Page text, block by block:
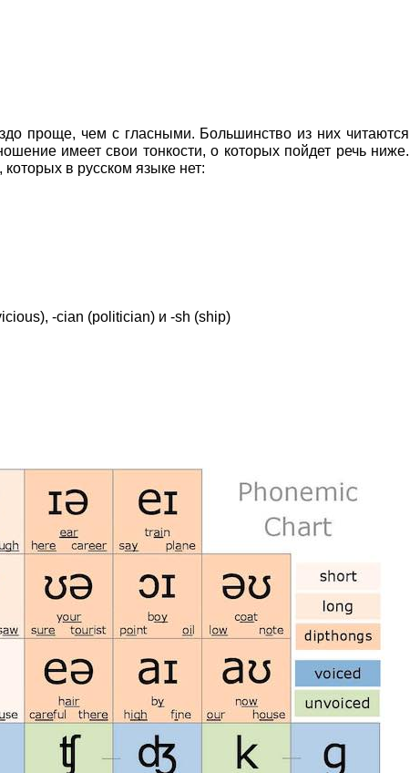
проще, чем с гласными. Большинство из них читаются
имеет свои тонкости, о которых пойдет речь ниже.
которых в русском языке нет:
-cian (politician) и -sh (ship)